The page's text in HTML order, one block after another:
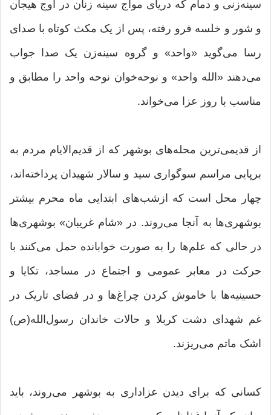
سینه‌زنی و دمام که دریای مواج سینه زنان در اوج هیجان
و شور و خلسه فرو رفته، پس از یک مکث کوتاه با صدای
رسا می‌گوید «واحد» و گروه سینه‌زن یک صدا جواب
می‌دهند «الله واحد» و نوحه‌خوان نوحه واحد را مطابق و
مناسب با روز عزا می‌خواند.
از قدیمی‌ترین محله‌های بوشهر که از قدیم‌الایام مردم به
برپایی مراسم سوگواری سید و سالار شهیدان پرداخته‌اند،
چهار محل است که ازشب‌های ابتدایی ماه محرم بیشتر
بوشهری‌ها به آنجا می‌روند. در «شام غریبان» بوشهری‌ها
در حالی که علم‌ها را به ‌صورت خوابانده حمل می‌کنند با
حرکت در معابر عمومی و اجتماع در مساجد، تکایا و
حسینیه‌ها با خاموش کردن چراغ‌ها و در فضای تاریک در
غم شهدای دشت کربلا و حالات خاندان رسول‌الله(ص)
اشک ماتم می‌ریزند.
کسانی که برای دیدن عزاداری به بوشهر می‌روند، باید